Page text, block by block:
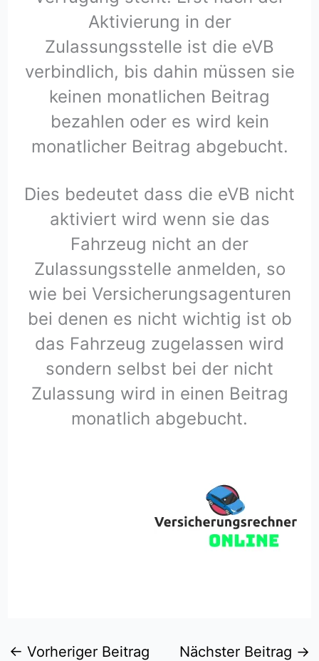
Aktivierung in der
Zulassungsstelle ist die eVB
verbindlich, bis dahin müssen sie
keinen monatlichen Beitrag
bezahlen oder es wird kein
monatlicher Beitrag abgebucht.
Dies bedeutet dass die eVB nicht
aktiviert wird wenn sie das
Fahrzeug nicht an der
Zulassungsstelle anmelden, so
wie bei Versicherungsagenturen
bei denen es nicht wichtig ist ob
das Fahrzeug zugelassen wird
sondern selbst bei der nicht
Zulassung wird in einen Beitrag
monatlich abgebucht.
← Vorheriger Beitrag Nächster Beitrag →